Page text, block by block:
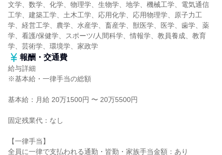
文学、数学、化学、物理学、生物学、地学、機械工学、電気通信
工学、建築工学、土木工学、応用化学、応用物理学、原子力工
学、経営工学、農学、水産学、畜産学、獣医学、医学、歯学、薬
学、看護/保健学、スポーツ/人間科学、情報学、教員養成、教育
学、芸術学、環境学、家政学
報酬・交通費
給与詳細
※基本給・一律手当の総額
基本給：月給 20万1500円 〜 20万5500円
固定残業代：なし
【一律手当】
全員に一律で支払われる通勤・皆勤・家族手当金額：あり